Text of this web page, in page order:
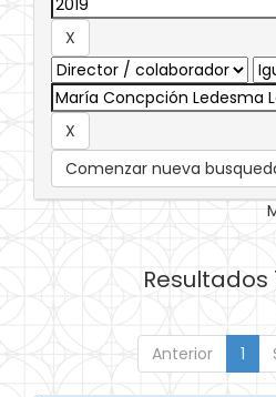
Comenzar nueva
Resultados
Anterior 1